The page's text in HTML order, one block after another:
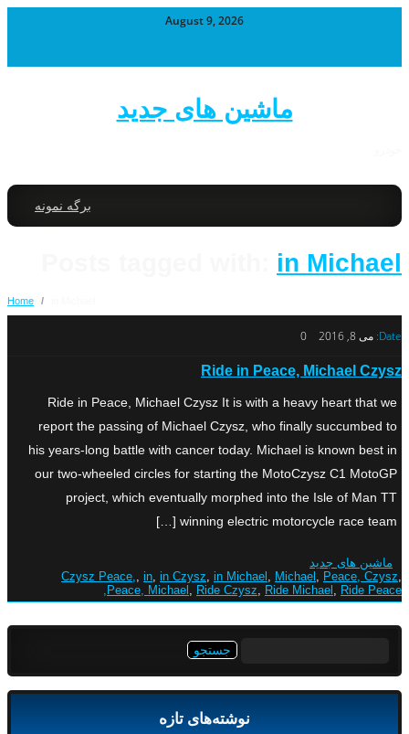
August 9, 2026
ماشین های جدید
برگه نمونه
in Michael
Home /
Date: می 8, 2016 0
Ride in Peace, Michael Czysz
Ride in Peace, Michael Czysz It is with a heavy heart that we
report the passing of Michael Czysz, who finally succumbed to
his years-long battle with cancer today. Michael is known best in
our two-wheeled circles for starting the MotoCzysz C1 MotoGP
project, which eventually morphed into the Isle of Man TT
winning electric motorcycle race team […]
ماشین های جدید
Czysz Peace,, in, in Czysz, in Michael , Michael , Peace, Czysz,
Peace, Michael , Ride Czysz, Ride Michael , Ride Peace,
نوشته‌های تازه